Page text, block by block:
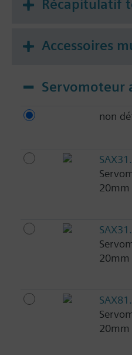
Récapitulatif
Accessoires
Servomoteur
non
20mm
20mm
20mm